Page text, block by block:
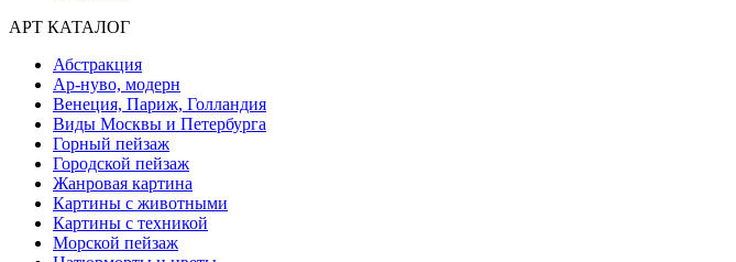
АРТ КАТАЛОГ
Абстракция
Ар-нуво, модерн
Венеция, Париж, Голландия
Виды Москвы и Петербурга
Горный пейзаж
Городской пейзаж
Жанровая картина
Картины с животными
Картины с техникой
Морской пейзаж